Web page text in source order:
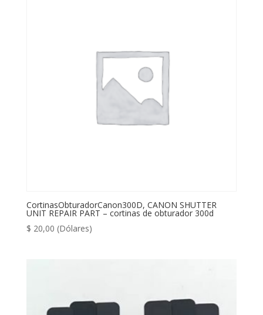
CortinasObturadorCanon300D, CANON SHUTTER
UNIT REPAIR PART – cortinas de obturador 300d
$ 20,00 (Dólares)